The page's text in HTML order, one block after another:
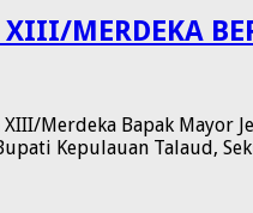
MERDEKA
Merdeka Bapak Mayor
Kepulauan Talaud,